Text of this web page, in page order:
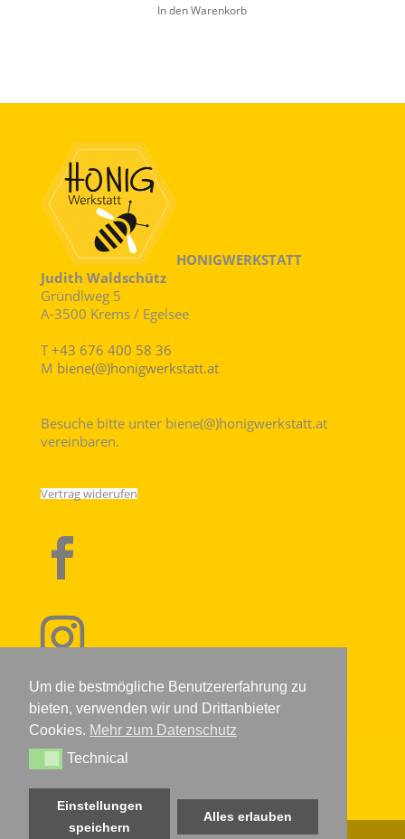
In den Warenkorb
HONIGWERKSTATT
Judith Waldschütz
Gründlweg 5
A-3500 Krems / Egelsee
T +43 676 400 58 36
M biene(@)honigwerkstatt.at
Besuche bitte unter biene(@)honigwerkstatt.at
vereinbaren.
Vertrag widerufen
IMPRESSUM
BIO ZERTIFIKAT
Um die bestmögliche Benutzererfahrung zu
bieten, verwenden wir und Drittanbieter
Cookies. Mehr zum Datenschutz
TechnicalTechnical
Einstellungen
speichern
Alles erlauben